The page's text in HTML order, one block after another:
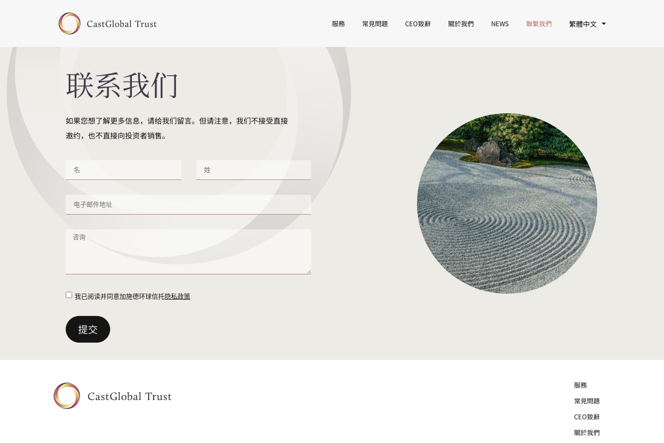
服務 常見問題 CEO致辭 關於我們 NEWS 聯繫我們 繁體中文
联系我们
如果您想了解更多信息，请给我们留言。但请注意，我们不接受直接
邀约，也不直接向投资者销售。
我已阅读并同意加施德环球信托隐私政策
提交
服務
常見問題
CEO致辭
關於我們